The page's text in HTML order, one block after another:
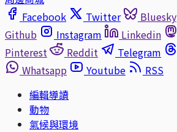
Facebook
Twitter Bluesky
Github
Instagram Linkedin
Pinterest
Reddit Telegram
Whatsapp
Youtube
RSS
編輯導讀
動物
氣候與環境